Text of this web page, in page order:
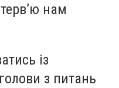
нам
із
з питань